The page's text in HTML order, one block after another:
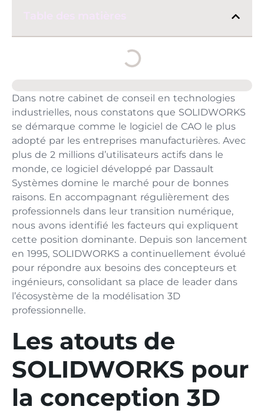
Dans notre cabinet de conseil en technologies
industrielles, nous constatons que SOLIDWORKS
se démarque comme le logiciel de CAO le plus
adopté par les entreprises manufacturières. Avec
plus de 2 millions d’utilisateurs actifs dans le
monde, ce logiciel développé par Dassault
Systèmes domine le marché pour de bonnes
raisons. En accompagnant régulièrement des
professionnels dans leur transition numérique,
nous avons identifié les facteurs qui expliquent
cette position dominante. Depuis son lancement
en 1995, SOLIDWORKS a continuellement évolué
pour répondre aux besoins des concepteurs et
ingénieurs, consolidant sa place de leader dans
l’écosystème de la modélisation 3D
professionnelle.
Les atouts de
SOLIDWORKS pour
la conception 3D